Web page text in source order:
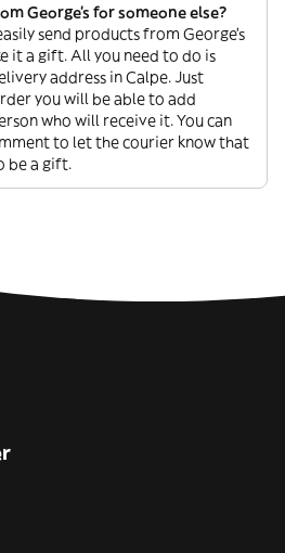
George's for someone else?
send products from George's
it a gift. All you need to do is
address in Calpe. Just
you will be able to add
who will receive it. You can
to let the courier know that
be a gift.